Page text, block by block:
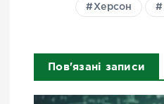
Херсон
Пов'язані записи